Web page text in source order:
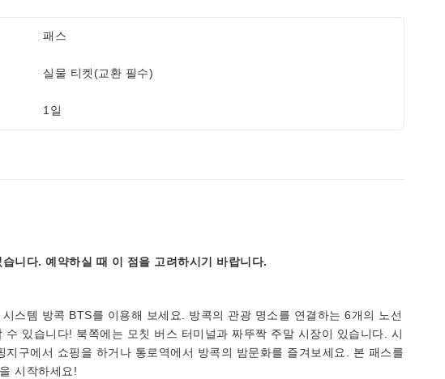
패스
실물 티켓(교환 필수)
1일
니다. 예약하실 때 이 점을 고려하시기 바랍니다.
스템 방콕 BTS를 이용해 보세요. 방콕의 관광 명소를 연결하는 6개의 노선
있습니다! 북쪽에는 모칫 버스 터미널과 짜뚜짝 주말 시장이 있습니다. 시
구에서 쇼핑을 하거나 통로역에서 방콕의 밤문화를 즐겨보세요. 본 패스를
시작하세요!